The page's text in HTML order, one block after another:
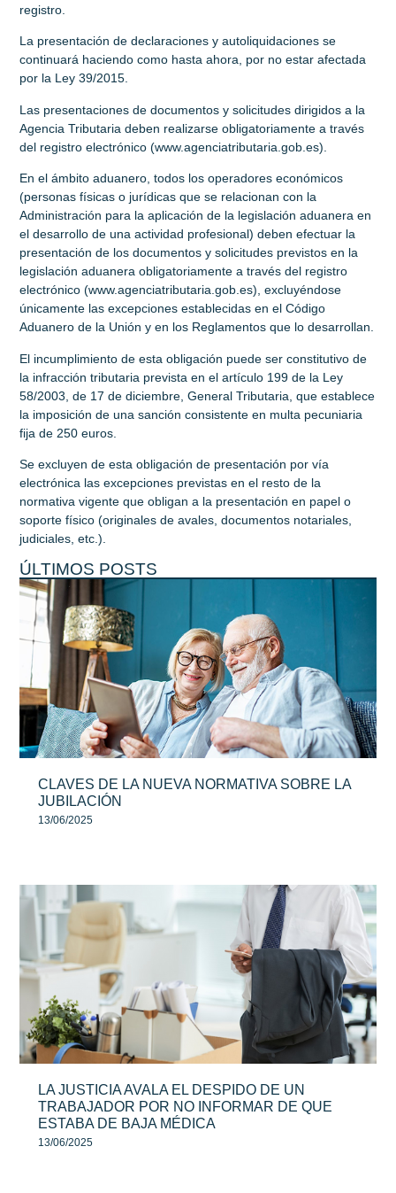
registro.
La presentación de declaraciones y autoliquidaciones se
continuará haciendo como hasta ahora, por no estar afectada
por la Ley 39/2015.
Las presentaciones de documentos y solicitudes dirigidos a la
Agencia Tributaria deben realizarse obligatoriamente a través
del registro electrónico (www.agenciatributaria.gob.es).
En el ámbito aduanero, todos los operadores económicos
(personas físicas o jurídicas que se relacionan con la
Administración para la aplicación de la legislación aduanera en
el desarrollo de una actividad profesional) deben efectuar la
presentación de los documentos y solicitudes previstos en la
legislación aduanera obligatoriamente a través del registro
electrónico (www.agenciatributaria.gob.es), excluyéndose
únicamente las excepciones establecidas en el Código
Aduanero de la Unión y en los Reglamentos que lo desarrollan.
El incumplimiento de esta obligación puede ser constitutivo de
la infracción tributaria prevista en el artículo 199 de la Ley
58/2003, de 17 de diciembre, General Tributaria, que establece
la imposición de una sanción consistente en multa pecuniaria
fija de 250 euros.
Se excluyen de esta obligación de presentación por vía
electrónica las excepciones previstas en el resto de la
normativa vigente que obligan a la presentación en papel o
soporte físico (originales de avales, documentos notariales,
judiciales, etc.).
ÚLTIMOS POSTS
CLAVES DE LA NUEVA NORMATIVA SOBRE LA
JUBILACIÓN
13/06/2025
LA JUSTICIA AVALA EL DESPIDO DE UN
TRABAJADOR POR NO INFORMAR DE QUE
ESTABA DE BAJA MÉDICA
13/06/2025